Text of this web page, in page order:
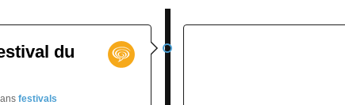
du
festivals